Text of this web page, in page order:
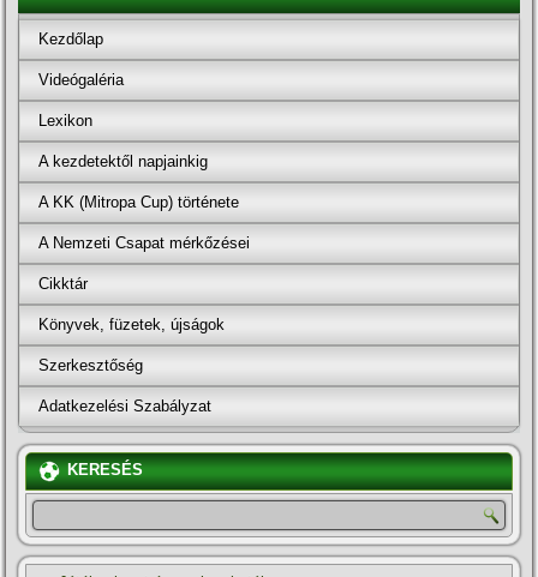
Kezdőlap
Videógaléria
Lexikon
A kezdetektől napjainkig
A KK (Mitropa Cup) története
A Nemzeti Csapat mérkőzései
Cikktár
Könyvek, füzetek, újságok
Szerkesztőség
Adatkezelési Szabályzat
KERESÉS